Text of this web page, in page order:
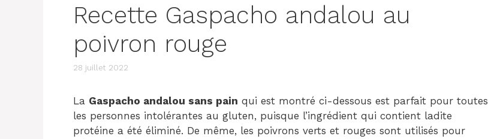
Recette Gaspacho andalou au
poivron rouge
28 juillet 2022
La Gaspacho andalou sans pain qui est montré ci-dessous est parfait pour toutes
les personnes intolérantes au gluten, puisque l’ingrédient qui contient ladite
protéine a été éliminé. De même, les poivrons verts et rouges sont utilisés pour